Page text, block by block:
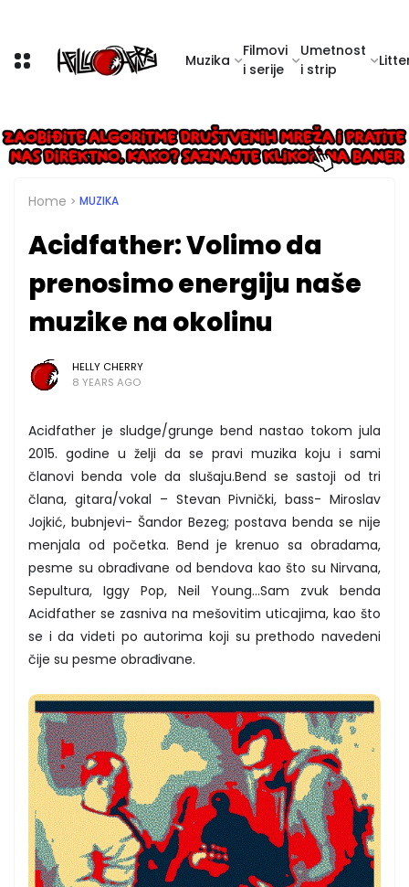
Muzika
Filmovi
i serije
Umetnost
i strip
Home MUZIKA
Acidfather: Volimo da
prenosimo energiju naše
muzike na okolinu
HELLY CHERRY
8 YEARS AGO
Acidfather je sludge/grunge bend nastao tokom jula
2015. godine u želji da se pravi muzika koju i sami
članovi benda vole da slušaju.Bend se sastoji od tri
člana, gitara/vokal – Stevan Pivnički, bass- Miroslav
Jojkić, bubnjevi- Šandor Bezeg; postava benda se nije
menjala od početka. Bend je krenuo sa obradama,
pesme su obrađivane od bendova kao što su Nirvana,
Sepultura, Iggy Pop, Neil Young...Sam zvuk benda
Acidfather se zasniva na mešovitim uticajima, kao što
se i da videti po autorima koji su prethodo navedeni
čije su pesme obrađivane.